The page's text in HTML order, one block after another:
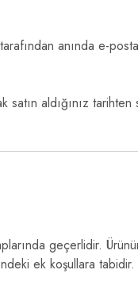
anında e-
satın aldığınız tarihten
geçerlidir.
ek koşullara tabidir.